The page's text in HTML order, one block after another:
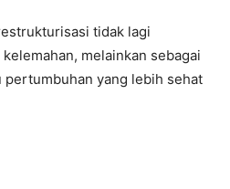
tidak lagi
melainkan sebagai
yang lebih sehat